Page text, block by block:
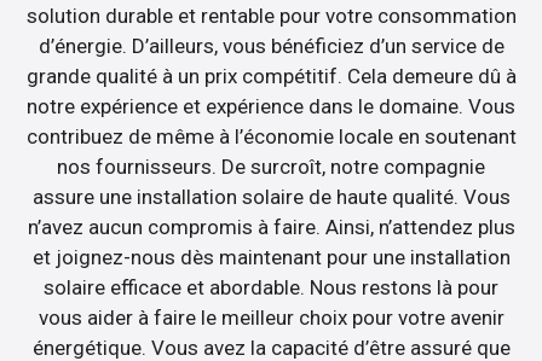
solution durable et rentable pour votre consommation
d’énergie. D’ailleurs, vous bénéficiez d’un service de
grande qualité à un prix compétitif. Cela demeure dû à
notre expérience et expérience dans le domaine. Vous
contribuez de même à l’économie locale en soutenant
nos fournisseurs. De surcroît, notre compagnie
assure une installation solaire de haute qualité. Vous
n’avez aucun compromis à faire. Ainsi, n’attendez plus
et joignez-nous dès maintenant pour une installation
solaire efficace et abordable. Nous restons là pour
vous aider à faire le meilleur choix pour votre avenir
énergétique. Vous avez la capacité d’être assuré que